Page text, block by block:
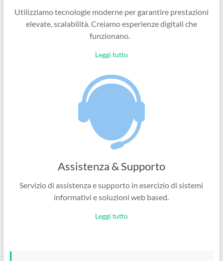
Utilizziamo tecnologie moderne per garantire prestazioni
elevate, scalabilità. Creiamo esperienze digitali che
funzionano.
Leggi tutto
Assistenza & Supporto
Servizio di assistenza e supporto in esercizio di sistemi
informativi e soluzioni web based.
Leggi tutto